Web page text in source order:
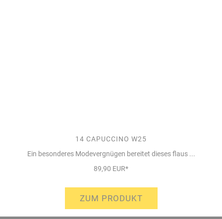
14 CAPUCCINO W25
Ein besonderes Modevergnügen bereitet dieses flaus ...
89,90 EUR*
ZUM PRODUKT